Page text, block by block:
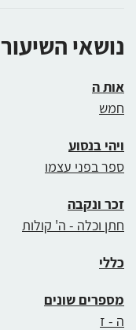
נושאי השיעור
אות ה
חמש
ויהי בנסוע
ספר בפני עצמו
זכר ונקבה
חתן וכלה - ה' קולות
כללי
מספרים שונים
ה - ז